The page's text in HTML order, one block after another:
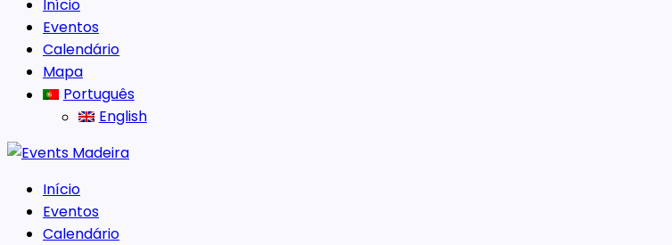
Início
Eventos
Calendário
Mapa
Português
English
Início
Eventos
Calendário